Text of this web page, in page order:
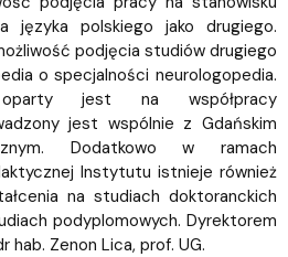
języka polskiego jako drugiego.
podjęcia studiów drugiego
o specjalności neurologopedia.
oparty jest na współpracy
jest wspólnie z Gdańskim
Dodatkowo w ramach
Instytutu istnieje również
na studiach doktoranckich
podyplomowych. Dyrektorem
Zenon Lica, prof. UG.